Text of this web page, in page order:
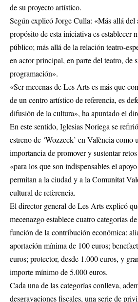
de su proyecto artístico.
Según explicó Jorge Culla: «Más allá del
propósito de esta iniciativa es establecer
público; más allá de la relación teatro-
en actor principal, en parte del teatro, de
programación».
«Ser mecenas de Les Arts es más que
de un centro artístico de referencia, es
difusión de la cultura», ha apuntado el
En este sentido, Iglesias Noriega se
estreno de ‘Wozzeck’ en València como
importancia de promover y sustentar
«para los que son indispensables el
permitan a la ciudad y a la Comunitat
cultural de referencia.
El director general de Les Arts explicó
mecenazgo establece cuatro categorías
función de la contribución económica:
aportación mínima de 100 euros;
euros; protector, desde 1.000 euros, y
importe mínimo de 5.000 euros.
Cada una de las categorías conlleva,
desgravaciones fiscales, una serie de